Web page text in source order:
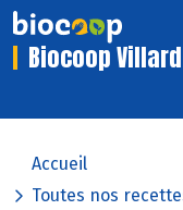
Biocoop
Accueil
Toutes nos